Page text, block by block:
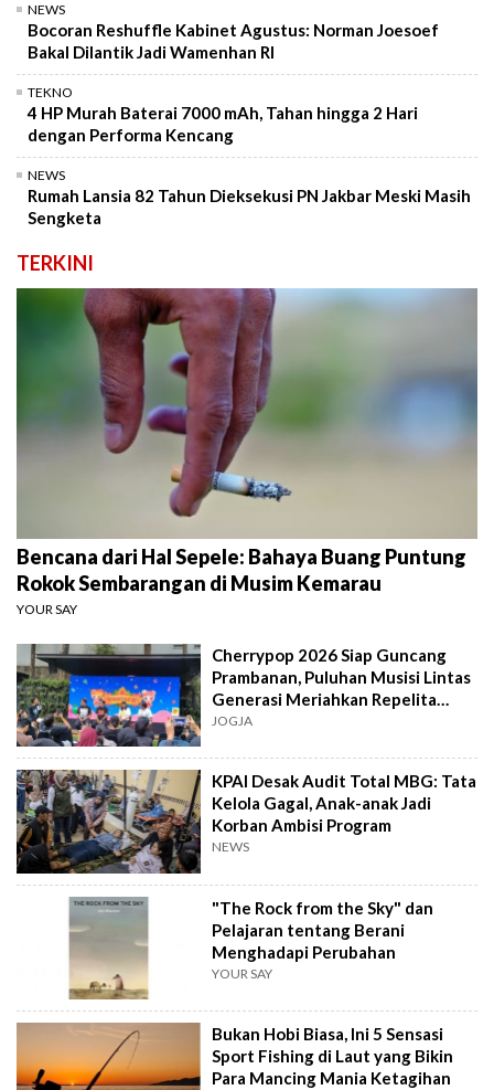
NEWS
Bocoran Reshuffle Kabinet Agustus: Norman Joesoef
Bakal Dilantik Jadi Wamenhan RI
TEKNO
4 HP Murah Baterai 7000 mAh, Tahan hingga 2 Hari
dengan Performa Kencang
NEWS
Rumah Lansia 82 Tahun Dieksekusi PN Jakbar Meski Masih
Sengketa
TERKINI
Bencana dari Hal Sepele: Bahaya Buang Puntung
Rokok Sembarangan di Musim Kemarau
YOUR SAY
Cherrypop 2026 Siap Guncang
Prambanan, Puluhan Musisi Lintas
Generasi Meriahkan Repelita
Musik
JOGJA
KPAI Desak Audit Total MBG: Tata
Kelola Gagal, Anak-anak Jadi
Korban Ambisi Program
NEWS
"The Rock from the Sky" dan
Pelajaran tentang Berani
Menghadapi Perubahan
YOUR SAY
Bukan Hobi Biasa, Ini 5 Sensasi
Sport Fishing di Laut yang Bikin
Para Mancing Mania Ketagihan